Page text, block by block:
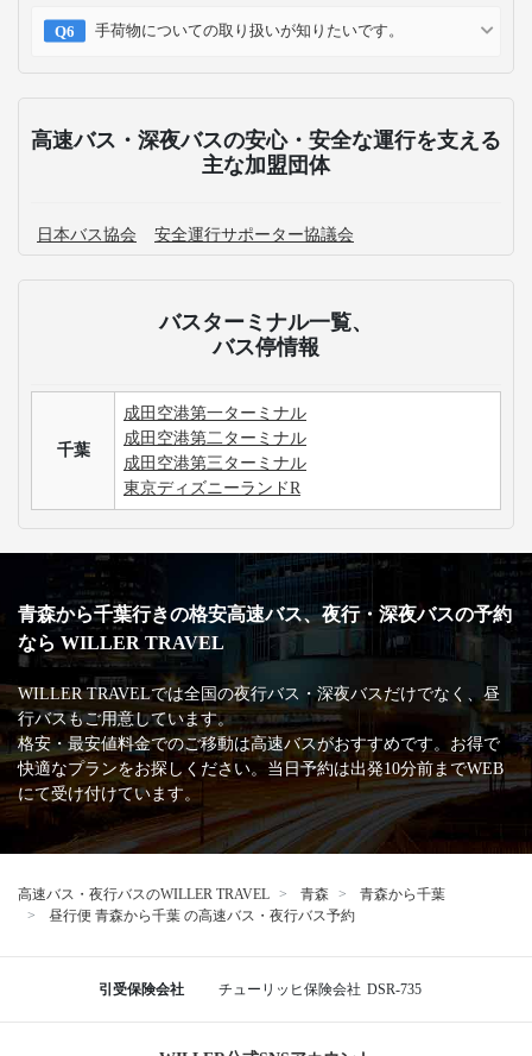
手荷物についての取り扱いが知りたいです。
高速バス・深夜バスの安心・安全な運行を支える
主な加盟団体
日本バス協会 安全運行サポーター協議会
バスターミナル一覧、
バス停情報
千葉
成田空港第一ターミナル
成田空港第二ターミナル
成田空港第三ターミナル
東京ディズニーランドR
青森から千葉行きの格安高速バス、夜行・深夜バスの予約
なら WILLER TRAVEL
WILLER TRAVELでは全国の夜行バス・深夜バスだけでなく、昼
行バスもご用意しています。
格安・最安値料金でのご移動は高速バスがおすすめです。お得で
快適なプランをお探しください。当日予約は出発10分前までWEB
にて受け付けています。
高速バス・夜行バスのWILLER TRAVEL 青森
青森から千葉
昼行便 青森から千葉 の高速バス・夜行バス予約
引受保険会社 チューリッヒ保険会社 DSR-735